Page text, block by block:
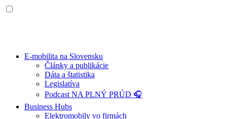
E-mobilita na Slovensku
Články a publikácie
Dáta a štatistika
Legislatíva
Podcast NA PLNÝ PRÚD 🎧
Business Hubs
Elektromobily vo firmách